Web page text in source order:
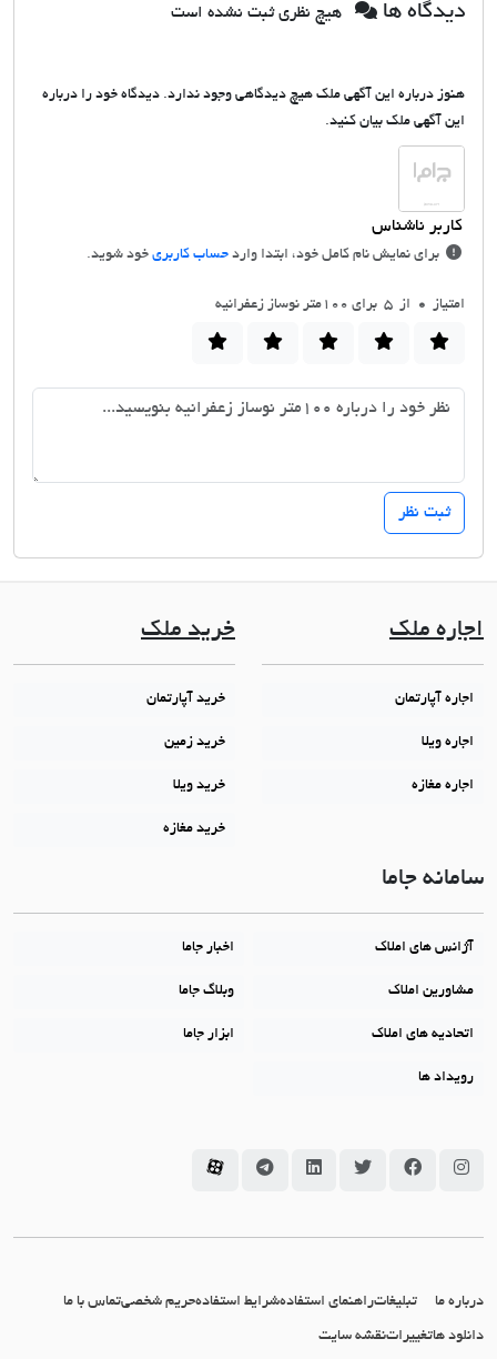
دیدگاه ها هیچ نظری ثبت نشده است
هنوز درباره این آگهی ملک هیچ دیدگاهی وجود ندارد. دیدگاه خود را درباره
این آگهی ملک بیان کنید.
برای نمایش نام کامل خود، ابتدا وارد حساب کاربری خود شوید.
امتیاز 0 از 5 برای 100متر نوساز زعفرانیه
اجاره ملک
اجاره آپارتمان
اجاره ویلا
اجاره مغازه
خرید ملک
خرید آپارتمان
خرید زمین
خرید ویلا
خرید مغازه
سامانه جاما
آژانس های املاک اخبار جاما
مشاورین املاک وبلاگ جاما
اتحادیه های املاک ابزار جاما
رویداد ها
سامانه جاما در اینستاگرام
سامانه جاما در فیسبوک
سامانه جاما در توئیتر
سامانه جاما در لینکداین
سامانه جاما در تلگرام
سامانه جاما در آپارات
درباره ما تبلیغاتراهنمای استفادهشرایط استفادهحریم شخصیتماس با ما
دانلود هاتغییراتنقشه سایت